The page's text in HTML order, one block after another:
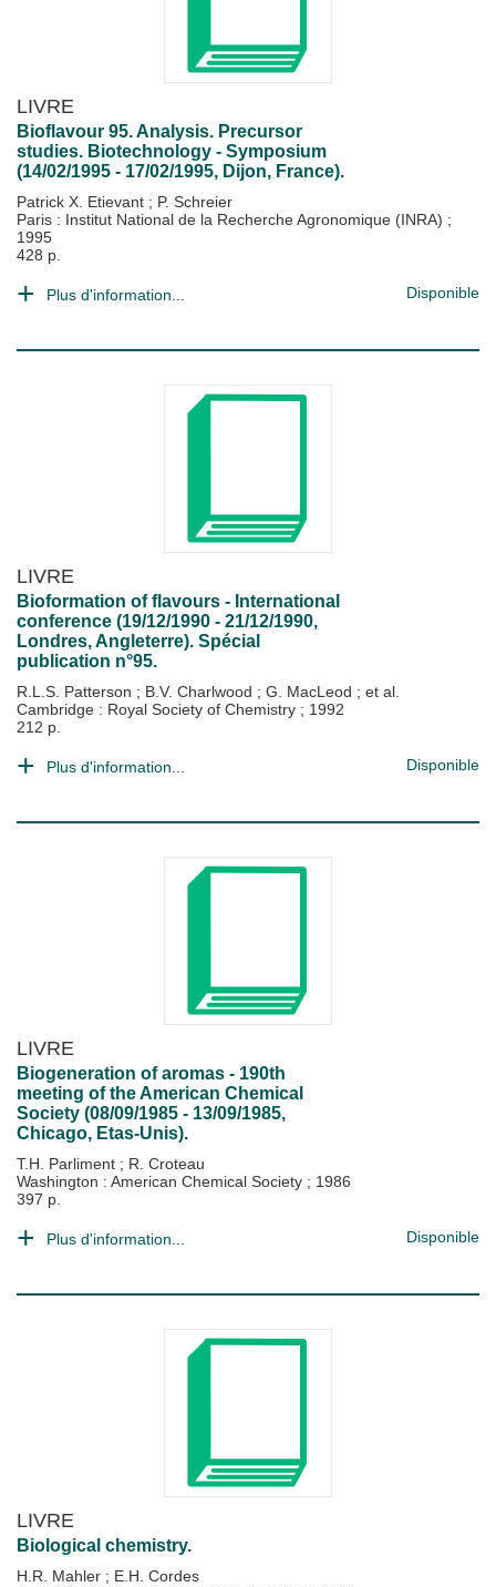
LIVRE
Bioflavour 95. Analysis. Precursor
studies. Biotechnology - Symposium
(14/02/1995 - 17/02/1995, Dijon, France).
Patrick X. Etievant ; P. Schreier
Paris : Institut National de la Recherche Agronomique (INRA) ;
1995
428 p.
Plus d'information... Disponible
LIVRE
Bioformation of flavours - International
conference (19/12/1990 - 21/12/1990,
Londres, Angleterre). Spécial
publication n°95.
R.L.S. Patterson ; B.V. Charlwood ; G. MacLeod ; et al.
Cambridge : Royal Society of Chemistry ; 1992
212 p.
Plus d'information... Disponible
LIVRE
Biogeneration of aromas - 190th
meeting of the American Chemical
Society (08/09/1985 - 13/09/1985,
Chicago, Etas-Unis).
T.H. Parliment ; R. Croteau
Washington : American Chemical Society ; 1986
397 p.
Plus d'information... Disponible
LIVRE
Biological chemistry.
H.R. Mahler ; E.H. Cordes